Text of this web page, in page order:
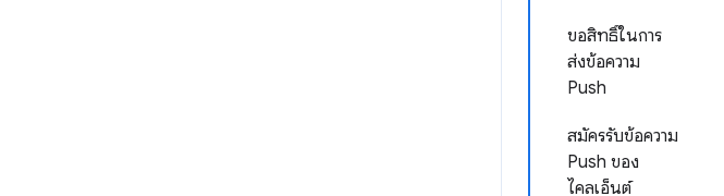
ขอสิทธิ์ในการ
ส่งข้อความ
Push
สมัครรับข้อความ
Push ของ
ไคลเอ็นต์